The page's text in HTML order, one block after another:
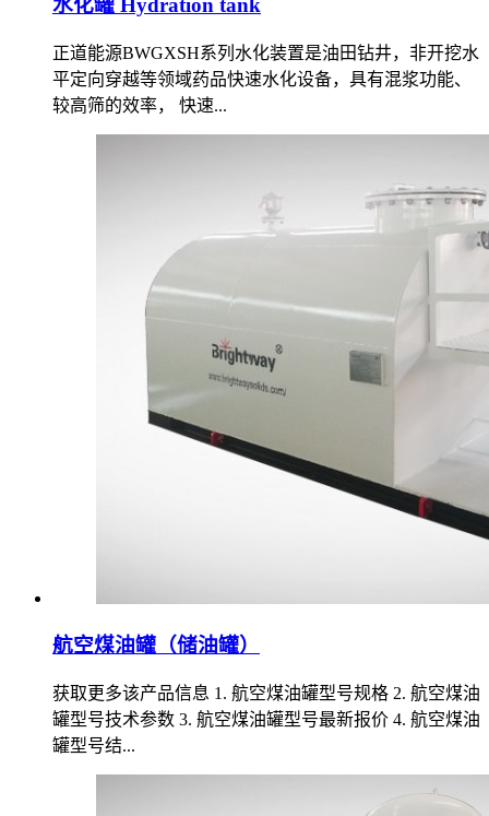
水化罐 Hydration tank
正道能源BWGXSH系列水化装置是油田钻井，非开挖水
平定向穿越等领域药品快速水化设备，具有混浆功能、
较高筛的效率， 快速...
航空煤油罐（储油罐）
获取更多该产品信息 1. 航空煤油罐型号规格 2. 航空煤油
罐型号技术参数 3. 航空煤油罐型号最新报价 4. 航空煤油
罐型号结...